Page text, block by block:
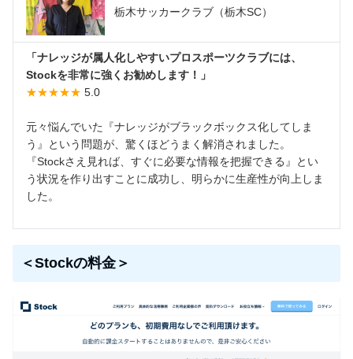
栃木サッカークラブ（栃木SC）
「ナレッジが属人化しやすいプロスポーツクラブには、
Stockを非常に強くお勧めします！」
★★★★★ 5.0
元々悩んでいた『ナレッジがブラックボックス化してしま
う』という問題が、驚くほどうまく解消されました。
『Stockさえ見れば、すぐに必要な情報を把握できる』とい
う状況を作り出すことに成功し、明らかに生産性が向上しま
した。
＜Stockの料金＞